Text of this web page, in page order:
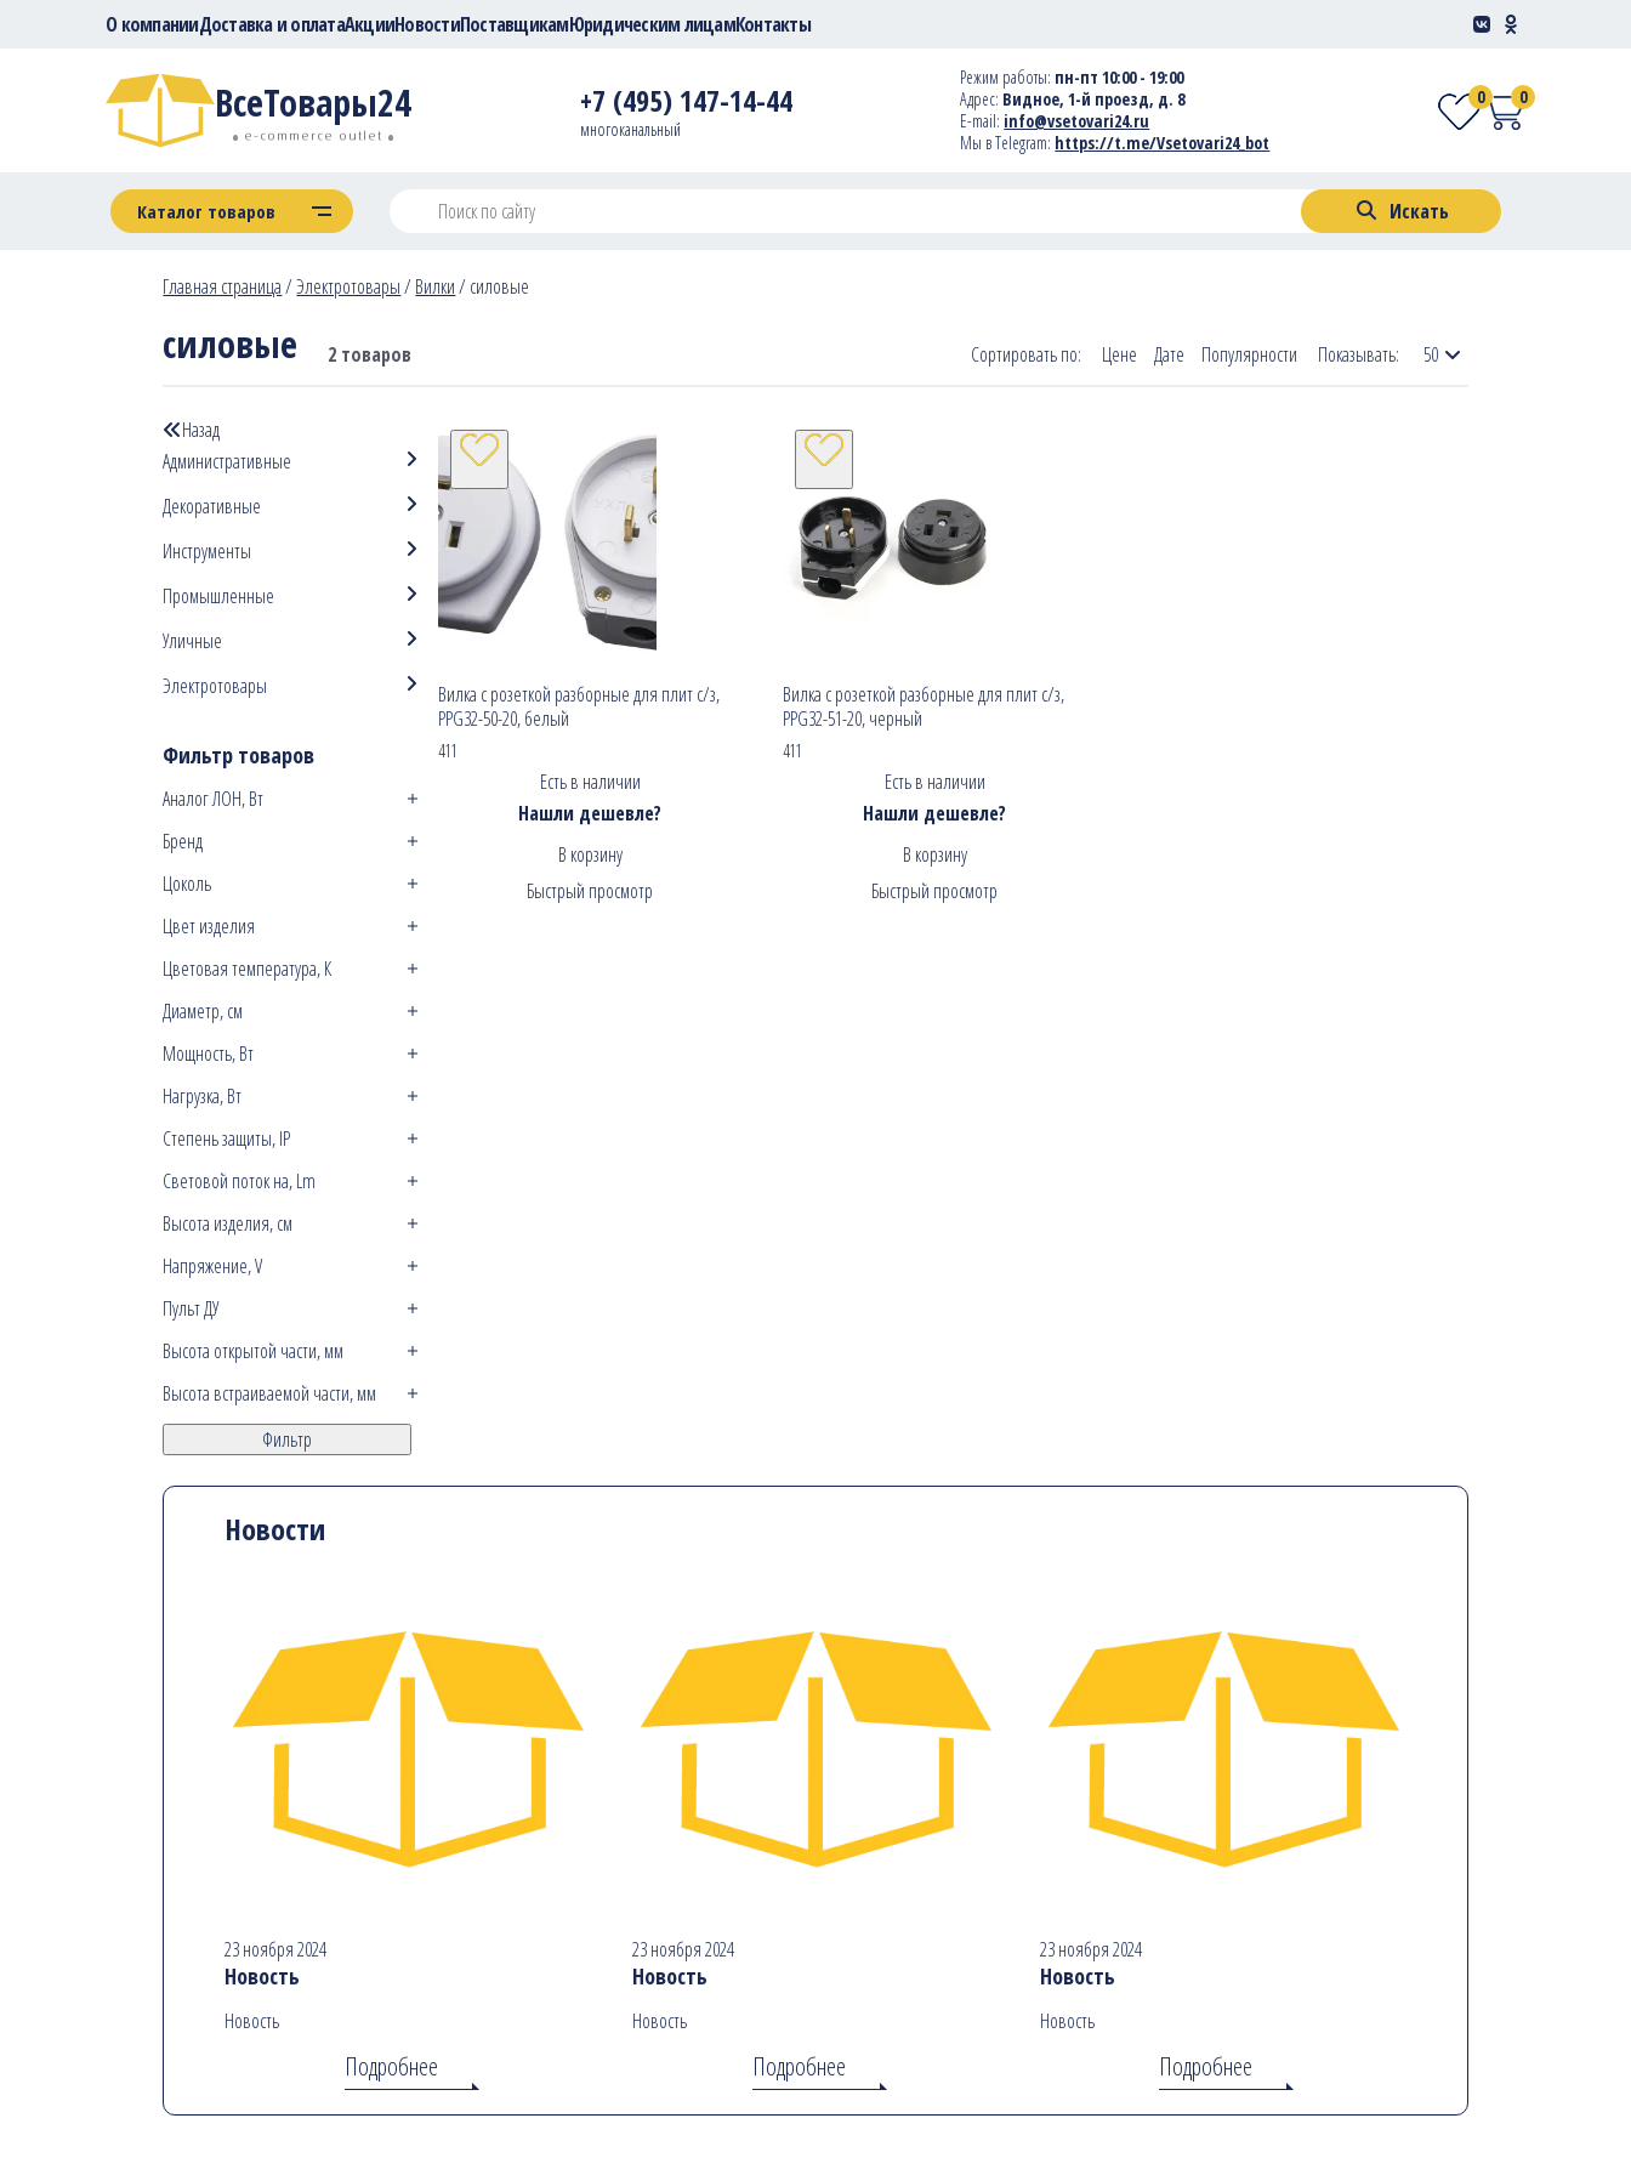
О компанииДоставка и оплатаАкцииНовостиПоставщикамЮридическим лицамКонтакты
ВсеТовары24
e-commerce outlet
+7 (495) 147-14-44
многоканальный
Режим работы: пн-пт 10:00 - 19:00
Адрес: Видное, 1-й проезд, д. 8
E-mail: info@vsetovari24.ru
Мы в Telegram: https://t.me/Vsetovari24_bot
0
0
Каталог товаров Искать
Главная страница/Электротовары/Вилки/силовые
силовые 2 товаров Сортировать по: Популярности
Дате
Цене Показывать: 50
Назад
Административные
Декоративные
Инструменты
Промышленные
Уличные
Электротовары
Фильтр товаров
Аналог ЛОН, Вт
Бренд
Цоколь
Цвет изделия
Цветовая температура, К
Диаметр, см
Мощность, Вт
Нагрузка, Вт
Степень защиты, IP
Световой поток на, Lm
Высота изделия, см
Напряжение, V
Пульт ДУ
Высота открытой части, мм
Высота встраиваемой части, мм
Фильтр
Вилка с розеткой разборные для плит c/з,
PPG32-50-20, белый
411
Есть в наличии
Нашли дешевле?
В корзину
Быстрый просмотр
Вилка с розеткой разборные для плит с/з,
PPG32-51-20, черный
411
Есть в наличии
Нашли дешевле?
В корзину
Быстрый просмотр
Новости
23 ноября 2024
Новость
Новость
Подробнее
23 ноября 2024
Новость
Новость
Подробнее
23 ноября 2024
Новость
Новость
Подробнее